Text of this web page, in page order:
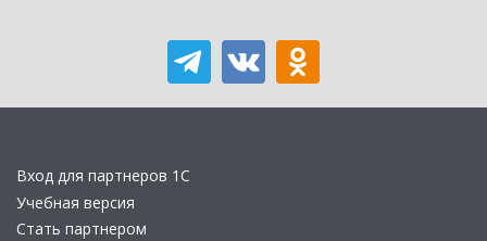
Вход для партнеров 1С
Учебная версия
Стать партнером